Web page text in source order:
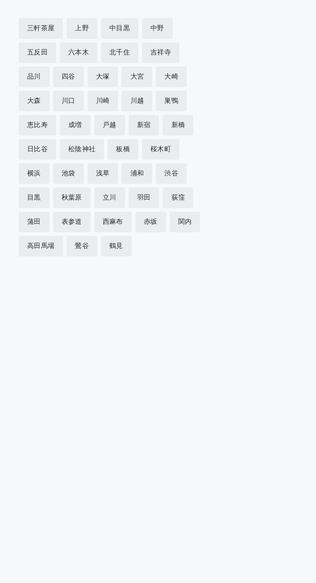
三軒茶屋 上野 中目黒 中野
五反田 六本木 北千住 吉祥寺
品川 四谷 大塚 大宮 大崎
大森 川口 川崎 川越 巣鴨
恵比寿 成増 戸越 新宿 新橋
日比谷 松陰神社 板橋 桜木町
横浜 池袋 浅草 浦和 渋谷
目黒 秋葉原 立川 羽田 荻窪
蒲田 表参道 西麻布 赤坂 関内
高田馬場 鶯谷 鶴見